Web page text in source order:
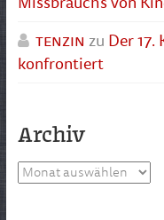
tenzin zu Der
konfrontiert
Archiv
Archiv